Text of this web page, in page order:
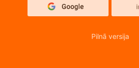
Pilnā versija